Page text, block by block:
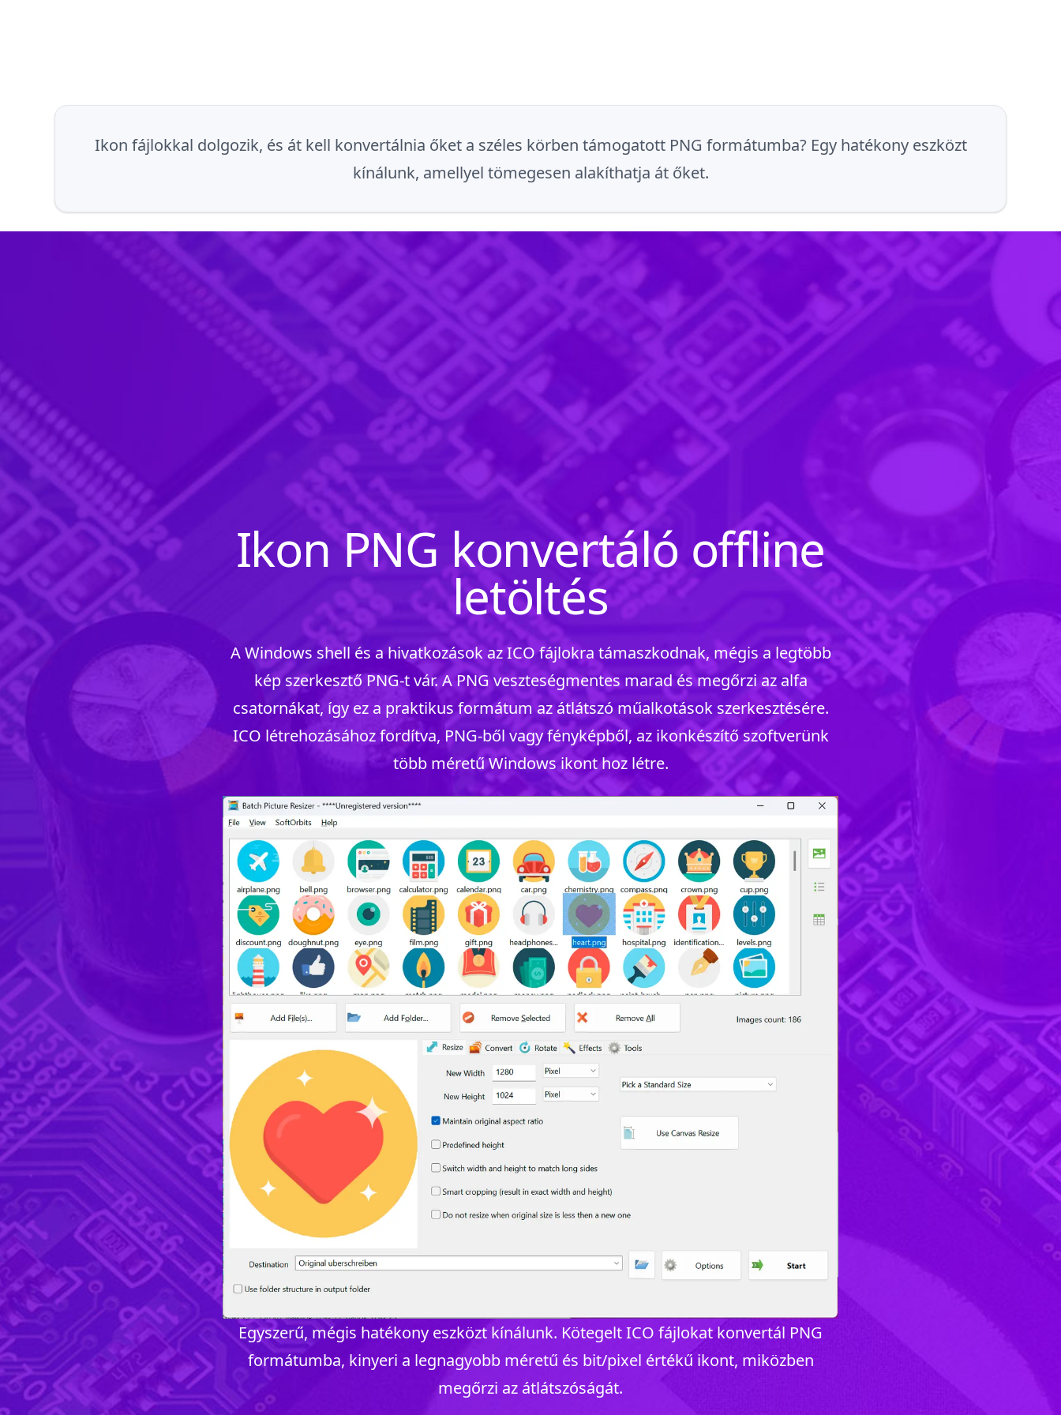
Ikon fájlokkal dolgozik, és át kell konvertálnia őket a széles körben támogatott PNG formátumba? Egy hatékony eszközt
kínálunk, amellyel tömegesen alakíthatja át őket.
Ikon PNG konvertáló offline
letöltés
A Windows shell és a hivatkozások az ICO fájlokra támaszkodnak, mégis a legtöbb
kép szerkesztő PNG-t vár. A PNG veszteségmentes marad és megőrzi az alfa
csatornákat, így ez a praktikus formátum az átlátszó műalkotások szerkesztésére.
ICO létrehozásához fordítva, PNG-ből vagy fényképből, az ikonkészítő szoftverünk
több méretű Windows ikont hoz létre.
Egyszerű, mégis hatékony eszközt kínálunk. Kötegelt ICO fájlokat konvertál PNG
formátumba, kinyeri a legnagyobb méretű és bit/pixel értékű ikont, miközben
megőrzi az átlátszóságát.